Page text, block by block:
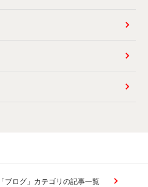
「ブログ」カテゴリの記事一覧